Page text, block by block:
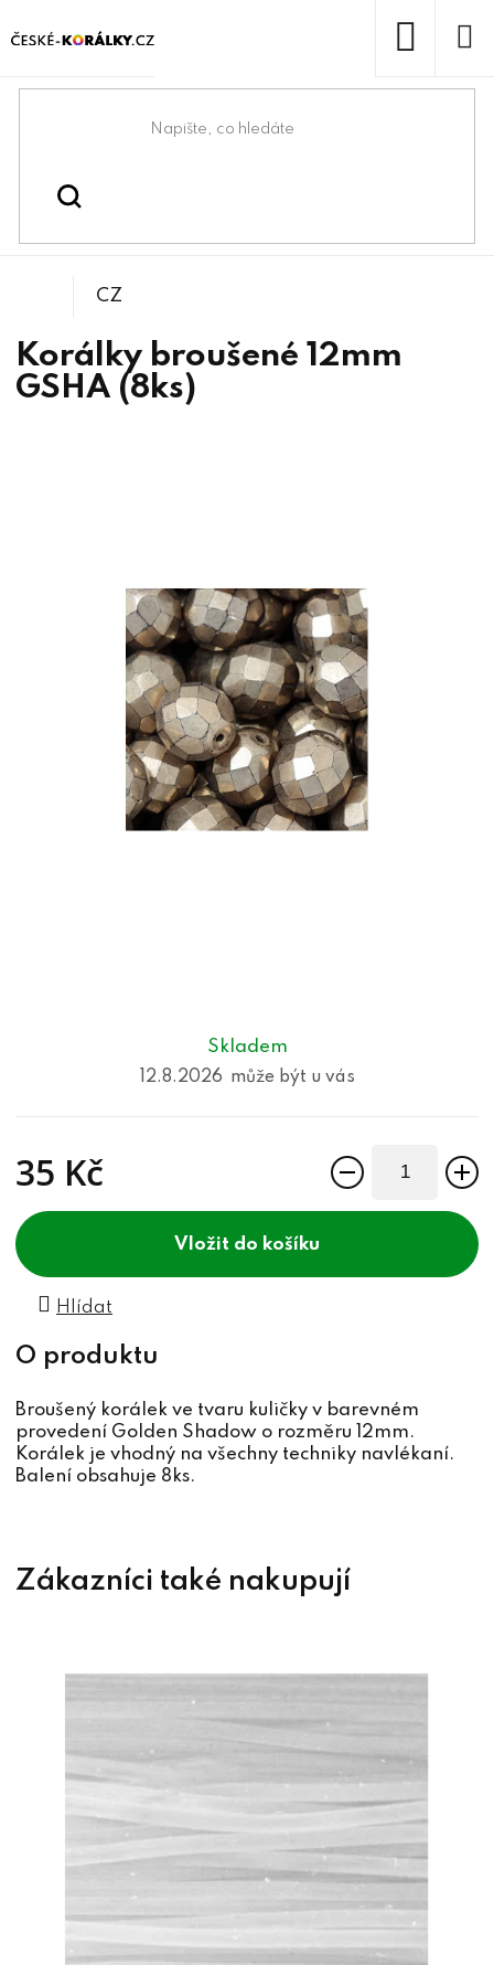
na
Domů
Korálky
Skladem
12.8.2026
35 Kč
do košíku
Hlídat
Korálky broušené 12mm
GSHA (8ks)
CZ
Broušený korálek ve tvaru kuličky v barevném
provedení Golden Shadow o rozměru 12mm.
Korálek je vhodný na všechny techniky navlékaní.
Balení obsahuje 8ks.